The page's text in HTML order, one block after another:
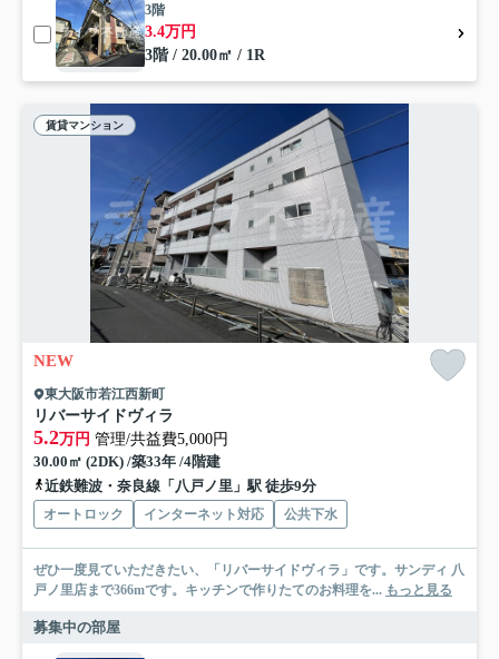
3階
3.4万円
3階 / 20.00㎡ / 1R
賃貸マンション
NEW
東大阪市若江西新町
リバーサイドヴィラ
5.2万円 管理/共益費5,000円
30.00㎡ (2DK) /築33年 /4階建
近鉄難波・奈良線「八戸ノ里」駅 徒歩9分
オートロック インターネット対応 公共下水
ぜひ一度見ていただきたい、「リバーサイドヴィラ」です。サンディ 八
戸ノ里店まで366mです。キッチンで作りたてのお料理を... もっと見る
募集中の部屋